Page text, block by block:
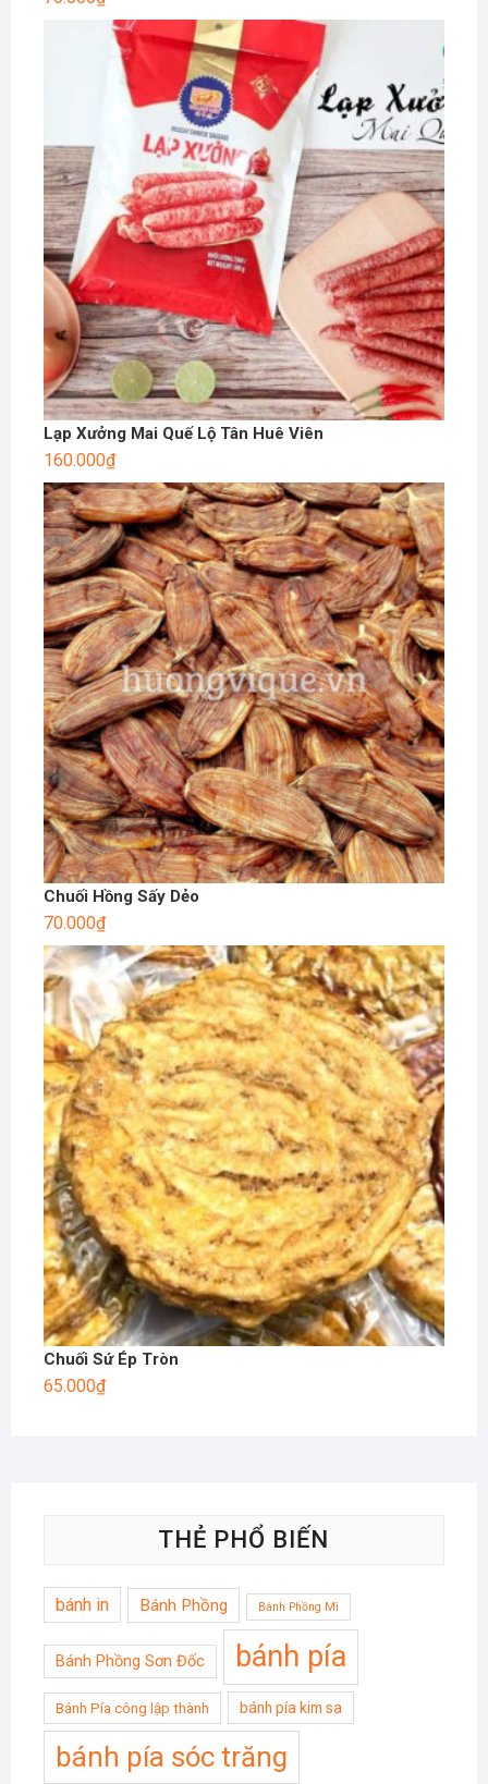
Lạp Xưởng Mai Quế Lộ Tân Huê Viên
160.000₫
Chuối Hồng Sấy Dẻo
70.000₫
Chuối Sứ Ép Tròn
65.000₫
THẺ PHỔ BIẾN
bánh in Bánh Phồng Bánh Phồng Mì
Bánh Phồng Sơn Đốc bánh pía
Bánh Pía công lập thành bánh pía kim sa
bánh pía sóc trăng